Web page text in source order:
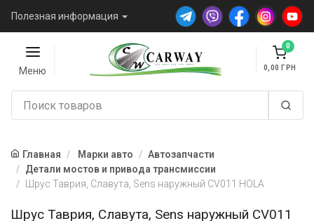
Полезная информация
Меню
0
0,00
Главная Марки авто
Автозапчасти
Детали мостов и привода трансмиссии
Шрус Таврия, Славута, Sens наружный CV011 HOLA
Шрус Таврия, Славута, Sens наружный CV011